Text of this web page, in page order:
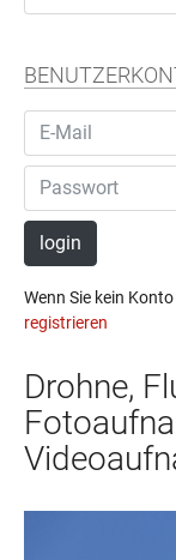
login
Wenn Sie kein
registrieren
Drohne,